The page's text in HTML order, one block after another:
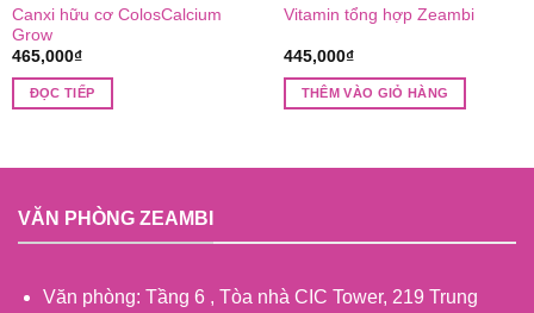
Canxi hữu cơ ColosCalcium
Grow
465,000₫
ĐỌC TIẾP
Vitamin tổng hợp Zeambi
Được xếp
5 sao
445,000₫
THÊM VÀO GIỎ HÀNG
VĂN PHÒNG ZEAMBI
Văn phòng: Tầng 6 , Tòa nhà CIC Tower, 219 Trung